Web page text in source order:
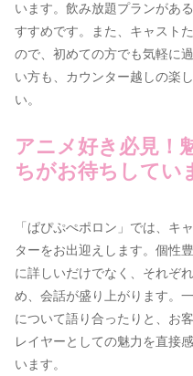
います。飲み放題プランがあ
すすめです。また、キャスト
ので、初めての方でも気軽に
い方も、カウンター越しの楽
い。
アニメ好き必見！
ちがお待ちしてい
「ぱぴぷぺポロン」では、キ
ターをお出迎えします。個性
に詳しいだけでなく、それぞ
め、会話が盛り上がります。
について語り合ったりと、お
レイヤーとしての魅力を直接
います。